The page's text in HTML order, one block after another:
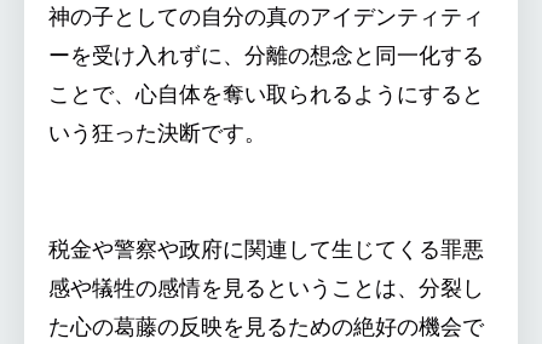
神の子としての自分の真のアイデンティティ
ーを受け入れずに、分離の想念と同一化する
ことで、心自体を奪い取られるようにすると
いう狂った決断です。
税金や警察や政府に関連して生じてくる罪悪
感や犠牲の感情を見るということは、分裂し
た心の葛藤の反映を見るための絶好の機会で